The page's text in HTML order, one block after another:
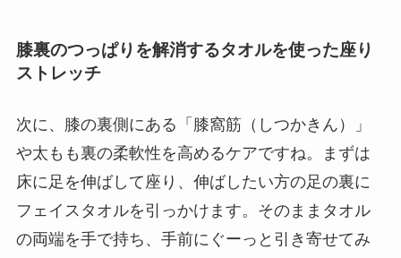
膝裏のつっぱりを解消するタオルを使った座り
ストレッチ
次に、膝の裏側にある「膝窩筋（しつかきん）」
や太もも裏の柔軟性を高めるケアですね。まずは
床に足を伸ばして座り、伸ばしたい方の足の裏に
フェイスタオルを引っかけます。そのままタオル
の両端を手で持ち、手前にぐーっと引き寄せてみ